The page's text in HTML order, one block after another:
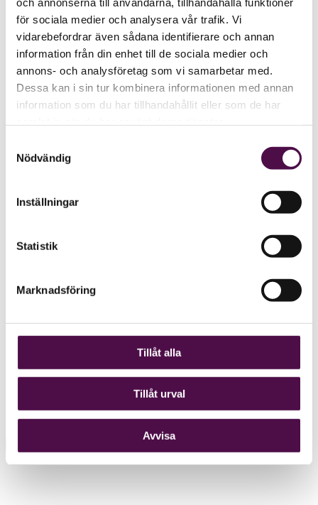
för sociala medier och analysera vår trafik. Vi
vidarebefordrar även sådana identifierare och annan
information från din enhet till de sociala medier och
annons- och analysföretag som vi samarbetar med.
Dessa kan i sin tur kombinera informationen med annan
information som du har tillhandahållit eller som de har
Nödvändig
Inställningar
Statistik
Marknadsföring
Tillåt alla
Tillåt urval
Avvisa